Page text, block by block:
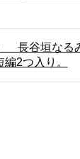
長谷垣なる
2つ入り。